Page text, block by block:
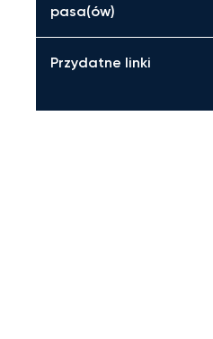
pasa(ów)
Przydatne linki